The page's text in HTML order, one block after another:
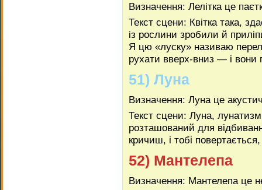
Визначення: Лелітка це
Текст сцени: Квітка така,
із рослини зробили й
Я цю «луску» називаю
рухати вверх-вниз — і вони
51) Луна
Визначення: Луна це
Текст сцени: Луна,
розташований для
кричиш, і тобі
52) Мантелепа
Визначення: Мантелепа це